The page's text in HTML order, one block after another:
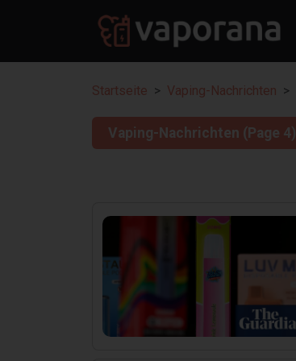
Startseite Vaping-Nachrichten
Vaping-Nachrichten (Page 4)